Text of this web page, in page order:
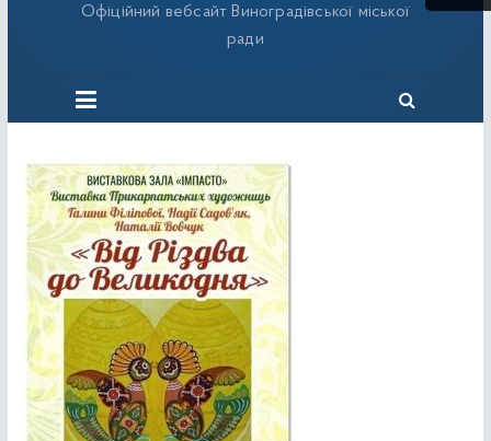
Офіційний вебсайт Виноградівської міської
ради